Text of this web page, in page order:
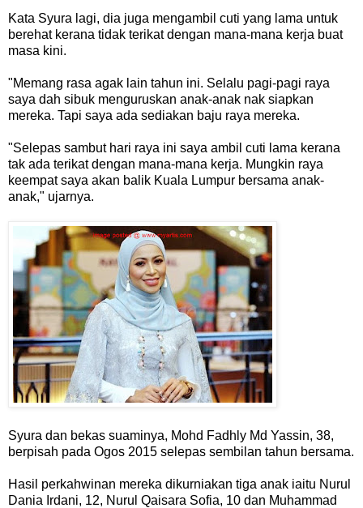
Kata Syura lagi, dia juga mengambil cuti yang lama untuk
berehat kerana tidak terikat dengan mana-mana kerja buat
masa kini.
"Memang rasa agak lain tahun ini. Selalu pagi-pagi raya
saya dah sibuk menguruskan anak-anak nak siapkan
mereka. Tapi saya ada sediakan baju raya mereka.
"Selepas sambut hari raya ini saya ambil cuti lama kerana
tak ada terikat dengan mana-mana kerja. Mungkin raya
keempat saya akan balik Kuala Lumpur bersama anak-
anak," ujarnya.
Syura dan bekas suaminya, Mohd Fadhly Md Yassin, 38,
berpisah pada Ogos 2015 selepas sembilan tahun bersama.
Hasil perkahwinan mereka dikurniakan tiga anak iaitu Nurul
Dania Irdani, 12, Nurul Qaisara Sofia, 10 dan Muhammad